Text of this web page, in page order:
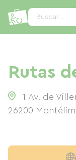
Buscar...
Rutas
1 Av. de
26200
Panel de gestión